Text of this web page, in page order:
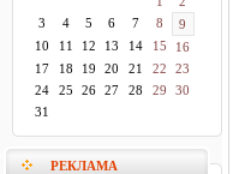
3
4 5 6 7 8
9
10
11 12 13 14 15
16
17
18 19 20 21 22
23
24
25 26 27 28 29
30
31
РЕКЛАМА